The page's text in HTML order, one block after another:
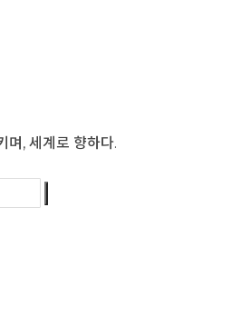
며, 세계로 향하다.